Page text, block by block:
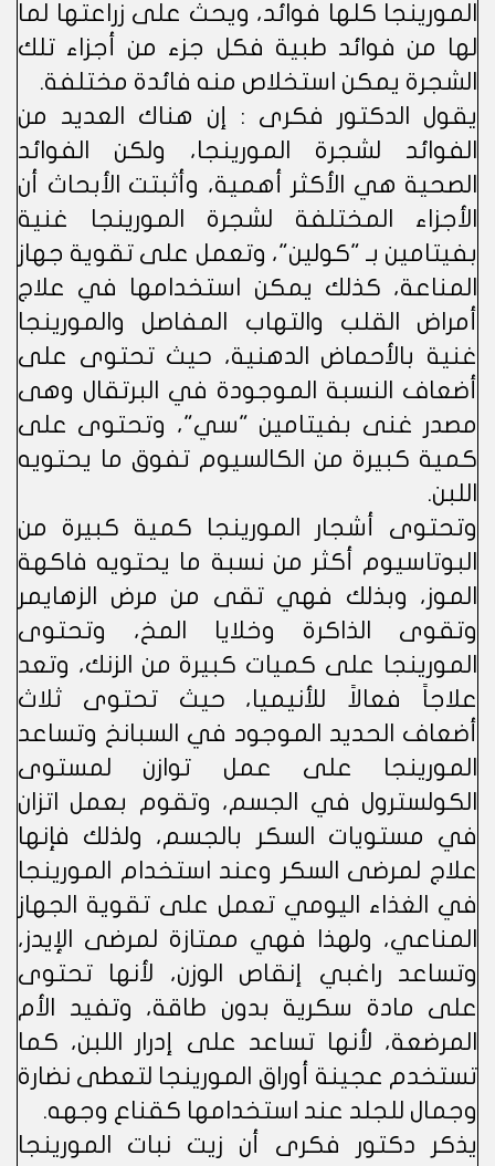
المورينجا كلها فوائد، ويحث على زراعتها لما
لها من فوائد طبية فكل جزء من أجزاء تلك
الشجرة يمكن استخلاص منه فائدة مختلفة.
يقول الدكتور فكرى : إن هناك العديد من
الفوائد لشجرة المورينجا، ولكن الفوائد
الصحية هي الأكثر أهمية، وأثبتت الأبحاث أن
الأجزاء المختلفة لشجرة المورينجا غنية
بفيتامين بـ "كولين"، وتعمل على تقوية جهاز
المناعة، كذلك يمكن استخدامها في علاج
أمراض القلب والتهاب المفاصل والمورينجا
غنية بالأحماض الدهنية، حيث تحتوى على
أضعاف النسبة الموجودة في البرتقال وهى
مصدر غنى بفيتامين "سي"، وتحتوى على
كمية كبيرة من الكالسيوم تفوق ما يحتويه
اللبن.
وتحتوى أشجار المورينجا كمية كبيرة من
البوتاسيوم أكثر من نسبة ما يحتويه فاكهة
الموز، وبذلك فهي تقى من مرض الزهايمر
وتقوى الذاكرة وخلايا المخ، وتحتوى
المورينجا على كميات كبيرة من الزنك، وتعد
علاجاً فعالاً للأنيميا، حيث تحتوى ثلاث
أضعاف الحديد الموجود في السبانخ وتساعد
المورينجا على عمل توازن لمستوى
الكولسترول في الجسم، وتقوم بعمل اتزان
في مستويات السكر بالجسم، ولذلك فإنها
علاج لمرضى السكر وعند استخدام المورينجا
في الغذاء اليومي تعمل على تقوية الجهاز
المناعي، ولهذا فهي ممتازة لمرضى الإيدز،
وتساعد راغبي إنقاص الوزن، لأنها تحتوى
على مادة سكرية بدون طاقة، وتفيد الأم
المرضعة، لأنها تساعد على إدرار اللبن، كما
تستخدم عجينة أوراق المورينجا لتعطى نضارة
وجمال للجلد عند استخدامها كقناع وجهه.
يذكر دكتور فكرى أن زيت نبات المورينجا